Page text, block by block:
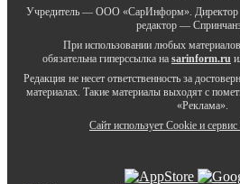
Учредитель — ООО «СарИнформ».
редактор —
При использовании любых
обязательна гиперссылка на sarinform.ru
Редакция не несет ответственность за
материалах. Такие материалы выходят с
«Реклама».
Сайт использует Cookie и